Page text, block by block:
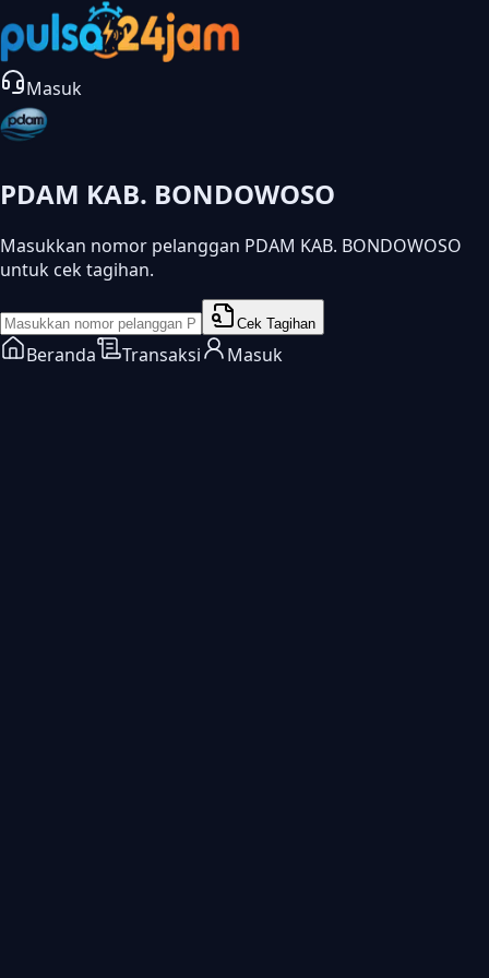
Masuk
PDAM KAB. BONDOWOSO
Masukkan nomor pelanggan PDAM KAB. BONDOWOSO
untuk cek tagihan.
Cek Tagihan
Beranda Transaksi Masuk